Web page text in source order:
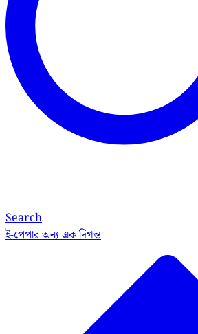
Search
ই-পেপারঅন্য এক দিগন্ত